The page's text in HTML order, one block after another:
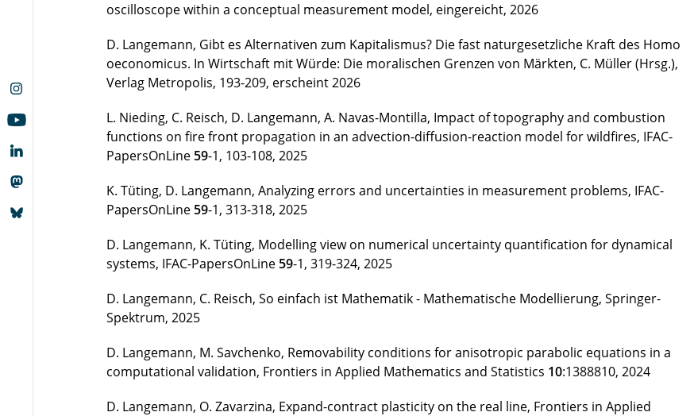
oscilloscope within a conceptual measurement model, eingereicht, 2026
D. Langemann, Gibt es Alternativen zum Kapitalismus? Die fast naturgesetzliche Kraft des Homo
oeconomicus. In Wirtschaft mit Würde: Die moralischen Grenzen von Märkten, C. Müller (Hrsg.),
Verlag Metropolis, 193-209, erscheint 2026
L. Nieding, C. Reisch, D. Langemann, A. Navas-Montilla, Impact of topography and combustion
functions on fire front propagation in an advection-diffusion-reaction model for wildfires, IFAC-
PapersOnLine 59-1, 103-108, 2025
K. Tüting, D. Langemann, Analyzing errors and uncertainties in measurement problems, IFAC-
PapersOnLine 59-1, 313-318, 2025
D. Langemann, K. Tüting, Modelling view on numerical uncertainty quantification for dynamical
systems, IFAC-PapersOnLine 59-1, 319-324, 2025
D. Langemann, C. Reisch, So einfach ist Mathematik - Mathematische Modellierung, Springer-
Spektrum, 2025
D. Langemann, M. Savchenko, Removability conditions for anisotropic parabolic equations in a
computational validation, Frontiers in Applied Mathematics and Statistics 10:1388810, 2024
D. Langemann, O. Zavarzina, Expand-contract plasticity on the real line, Frontiers in Applied